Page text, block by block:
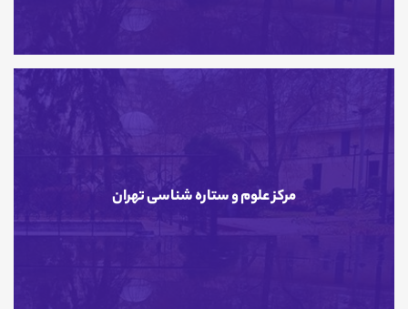
مرکز علوم و ستاره شناسی تهران
مرکز علوم و ستاره شناسی تهران